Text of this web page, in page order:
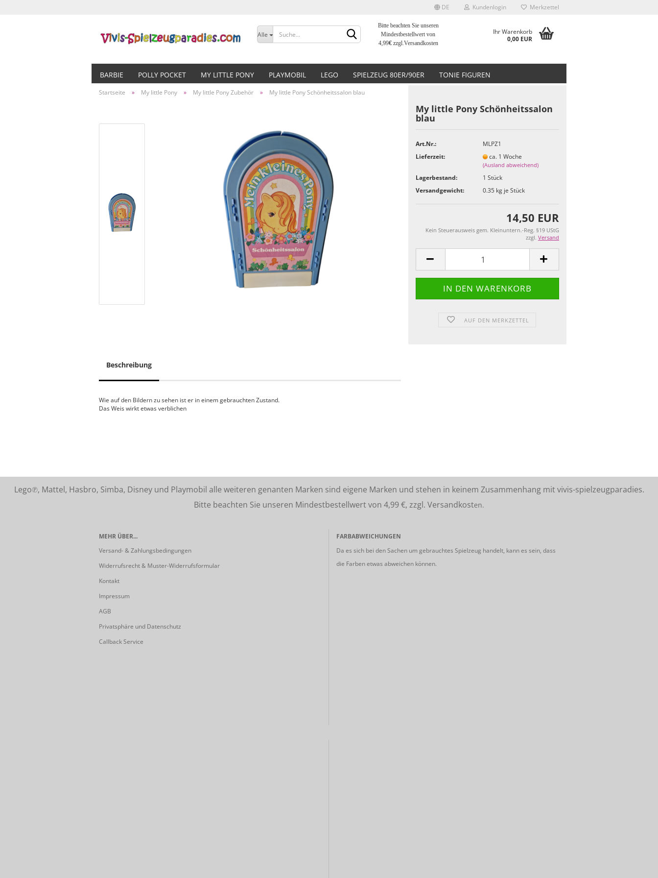
DE
Sprache auswählen
Lieferland
Kundenlogin
Passwort vergessen?
Merkzettel
Alle
Bitte beachten Sie unseren
Mindestbestellwert von
4,99€zzgl.Versandkosten
Ihr Warenkorb
0,00 EUR
BARBIE POLLY POCKET MY LITTLE PONY PLAYMOBIL LEGO SPIELZEUG 80ER/90ER TONIE FIGUREN
Startseite » My little Pony » My little Pony Zubehör » My little Pony Schönheitssalon blau
My little Pony Schönheitssalon
blau
Art.Nr.:
MLPZ1
Lieferzeit:
ca. 1 Woche
(Ausland abweichend)
Lagerbestand: 1 Stück
Versandgewicht:
0.35kg je Stück
14,50 EUR
Kein Steuerausweis gem. Kleinuntern.-Reg. §19 UStG
zzgl. Versand
AUF DEN MERKZETTEL
Beschreibung
Wie auf den Bildern zu sehen ist er in einem gebrauchten Zustand.
Das Weis wirkt etwas verblichen
Lego℗, Mattel, Hasbro, Simba, Disney und Playmobil alle weiteren genanten Marken sind eigene Marken und stehen in keinem Zusammenhang mit vivis-spielzeugparadies.
Bitte beachten Sie unseren Mindestbestellwert von 4,99 €, zzgl. Versandkosten.
MEHR ÜBER...
Versand- & Zahlungsbedingungen
Widerrufsrecht & Muster-Widerrufsformular
Kontakt
Impressum
AGB
Privatsphäre und Datenschutz
Callback Service
FARBABWEICHUNGEN
Da es sich bei den Sachen um gebrauchtes Spielzeug handelt, kann es sein, dass
die Farben etwas abweichen können.